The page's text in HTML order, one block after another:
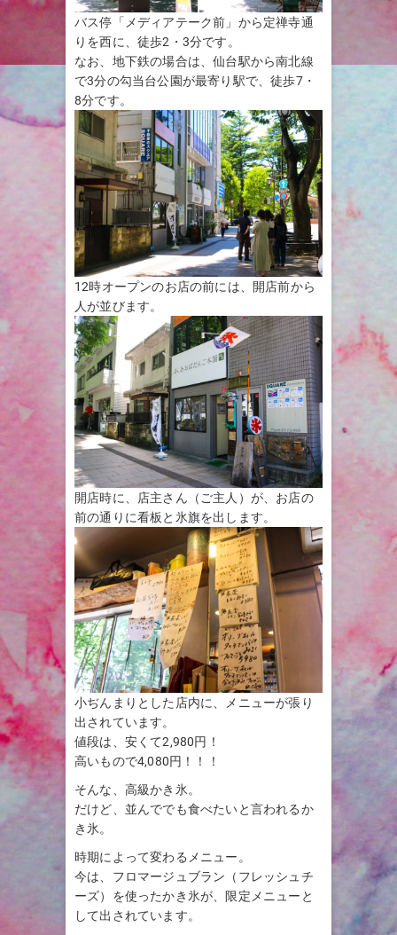
バス停「メディアテーク前」から定禅寺通
りを西に、徒歩2・3分です。
なお、地下鉄の場合は、仙台駅から南北線
で3分の勾当台公園が最寄り駅で、徒歩7・
8分です。
12時オープンのお店の前には、開店前から
人が並びます。
開店時に、店主さん（ご主人）が、お店の
前の通りに看板と氷旗を出します。
小ぢんまりとした店内に、メニューが張り
出されています。
値段は、安くて2,980円！
高いもので4,080円！！！
そんな、高級かき氷。
だけど、並んででも食べたいと言われるか
き氷。
時期によって変わるメニュー。
今は、フロマージュブラン（フレッシュチ
ーズ）を使ったかき氷が、限定メニューと
して出されています。